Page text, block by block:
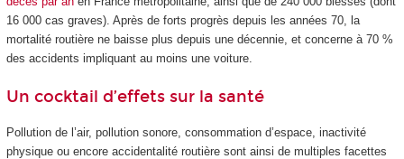
16 000 cas graves). Après de forts progrès depuis les années 70, la
mortalité routière ne baisse plus depuis une décennie, et concerne à 70 %
des accidents impliquant au moins une voiture.
Un cocktail d’effets sur la santé
Pollution de l’air, pollution sonore, consommation d’espace, inactivité
physique ou encore accidentalité routière sont ainsi de multiples facettes